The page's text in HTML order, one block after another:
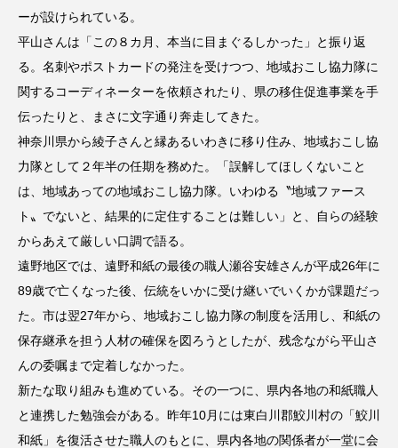
ーが設けられている。
平山さんは「この８カ月、本当に目まぐるしかった」と振り返
る。名刺やポストカードの発注を受けつつ、地域おこし協力隊に
関するコーディネーターを依頼されたり、県の移住促進事業を手
伝ったりと、まさに文字通り奔走してきた。
神奈川県から綾子さんと縁あるいわきに移り住み、地域おこし協
力隊として２年半の任期を務めた。「誤解してほしくないこと
は、地域あっての地域おこし協力隊。いわゆる〝地域ファース
ト〟でないと、結果的に定住することは難しい」と、自らの経験
からあえて厳しい口調で語る。
遠野地区では、遠野和紙の最後の職人瀬谷安雄さんが平成26年に
89歳で亡くなった後、伝統をいかに受け継いでいくかが課題だっ
た。市は翌27年から、地域おこし協力隊の制度を活用し、和紙の
保存継承を担う人材の確保を図ろうとしたが、残念ながら平山さ
んの委嘱まで定着しなかった。
新たな取り組みも進めている。その一つに、県内各地の和紙職人
と連携した勉強会がある。昨年10月には東白川郡鮫川村の「鮫川
和紙」を復活させた職人のもとに、県内各地の関係者が一堂に会